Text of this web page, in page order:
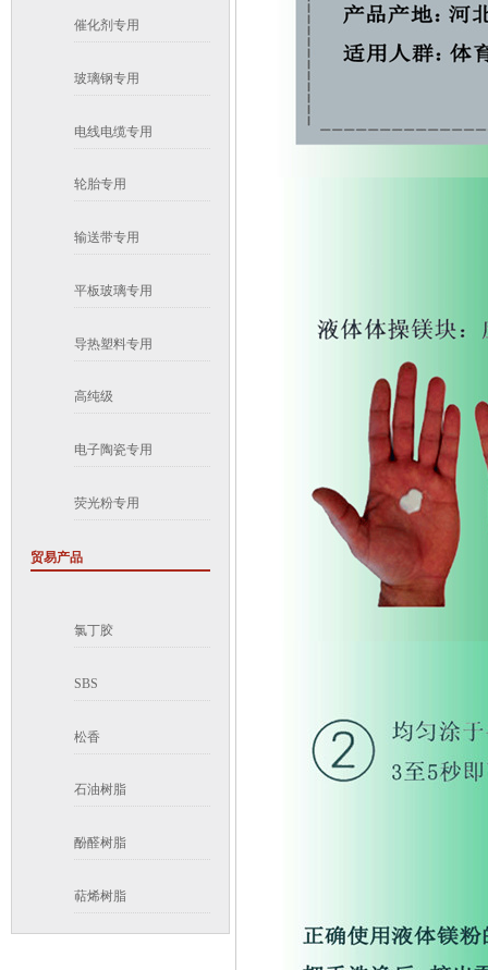
催化剂专用
玻璃钢专用
电线电缆专用
轮胎专用
输送带专用
平板玻璃专用
导热塑料专用
高纯级
电子陶瓷专用
荧光粉专用
贸易产品
氯丁胶
SBS
松香
石油树脂
酚醛树脂
萜烯树脂